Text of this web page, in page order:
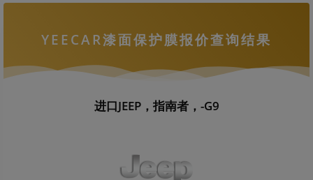
YEECAR漆面保护膜报价查询结果
进口JEEP，指南者，-G9